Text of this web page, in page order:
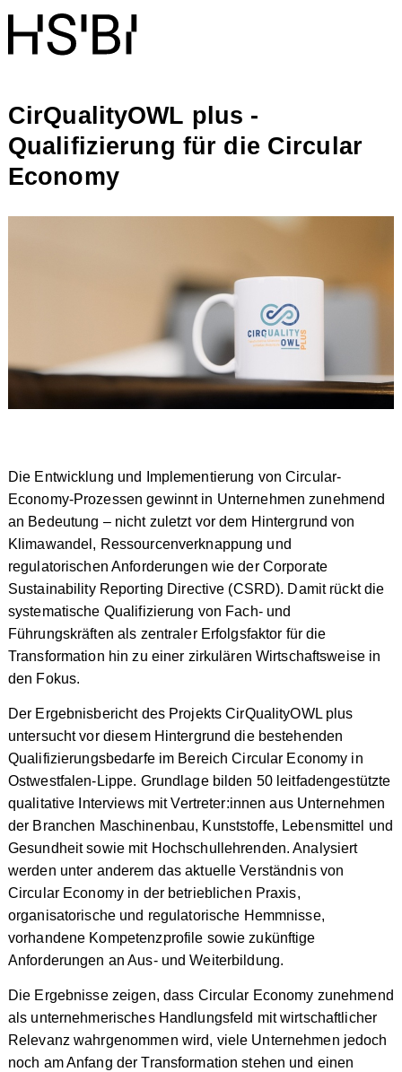
CirQualityOWL plus -
Qualifizierung für die Circular
Economy
Die Entwicklung und Implementierung von Circular-
Economy-Prozessen gewinnt in Unternehmen zunehmend
an Bedeutung – nicht zuletzt vor dem Hintergrund von
Klimawandel, Ressourcenverknappung und
regulatorischen Anforderungen wie der Corporate
Sustainability Reporting Directive (CSRD). Damit rückt die
systematische Qualifizierung von Fach- und
Führungskräften als zentraler Erfolgsfaktor für die
Transformation hin zu einer zirkulären Wirtschaftsweise in
den Fokus.
Der Ergebnisbericht des Projekts CirQualityOWL plus
untersucht vor diesem Hintergrund die bestehenden
Qualifizierungsbedarfe im Bereich Circular Economy in
Ostwestfalen-Lippe. Grundlage bilden 50 leitfadengestützte
qualitative Interviews mit Vertreter:innen aus Unternehmen
der Branchen Maschinenbau, Kunststoffe, Lebensmittel und
Gesundheit sowie mit Hochschullehrenden. Analysiert
werden unter anderem das aktuelle Verständnis von
Circular Economy in der betrieblichen Praxis,
organisatorische und regulatorische Hemmnisse,
vorhandene Kompetenzprofile sowie zukünftige
Anforderungen an Aus- und Weiterbildung.
Die Ergebnisse zeigen, dass Circular Economy zunehmend
als unternehmerisches Handlungsfeld mit wirtschaftlicher
Relevanz wahrgenommen wird, viele Unternehmen jedoch
noch am Anfang der Transformation stehen und einen